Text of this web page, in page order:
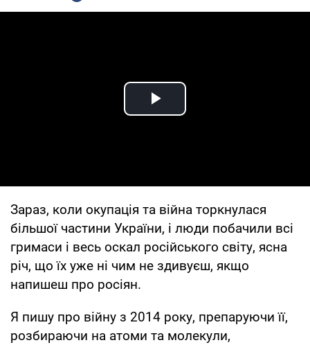
Play Video
Зараз, коли окупація та війна торкнулася
більшої частини України, і люди побачили всі
гримаси і весь оскал російського світу, ясна
річ, що їх уже ні чим не здивуєш, якщо
напишеш про росіян.
Я пишу про війну з 2014 року, препаруючи її,
розбираючи на атоми та молекули,